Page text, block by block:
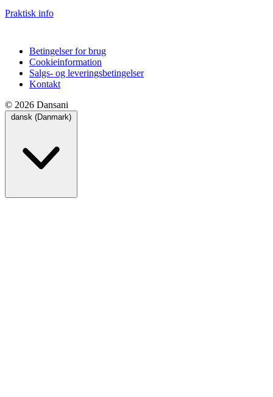
Praktisk info
Betingelser for brug
Cookieinformation
Salgs- og leveringsbetingelser
Kontakt
© 2026 Dansani
dansk (Danmark)